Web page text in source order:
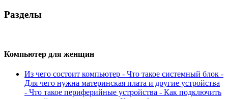
Разделы
Компьютер для женщин
Из чего состоит компьютер - Что такое системный блок -
Для чего нужна материнская плата и другие устройства
- Что такое периферийные устройства - Как подключить